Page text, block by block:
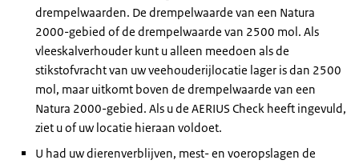
drempelwaarden. De drempelwaarde van een Natura
2000-gebied of de drempelwaarde van 2500 mol. Als
vleeskalverhouder kunt u alleen meedoen als de
stikstofvracht van uw veehouderijlocatie lager is dan 2500
mol, maar uitkomt boven de drempelwaarde van een
Natura 2000-gebied. Als u de AERIUS Check heeft ingevuld,
ziet u of uw locatie hieraan voldoet.
U had uw dierenverblijven, mest- en voeropslagen de